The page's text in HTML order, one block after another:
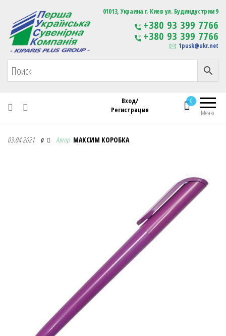
Первая Украинская Сувенирная Компания Изготовление
сувенирной продукции
с логотипом
01013, Украина г. Киев ул. Будиндустрии 9
+380 93 399 7766
+380 93 399 7766
1pusk@ukr.net
Меню
0
Вход/
Регистрация
Первая Украинская Сувенирная Компания
03.04.2021 0 Автор МАКСИМ КОРОБКА